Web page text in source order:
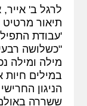
לרגל ב' אייר,
תיאור
'עבודת
"כשלושה
מילה ומילה
במילים
הניגון
ששררה